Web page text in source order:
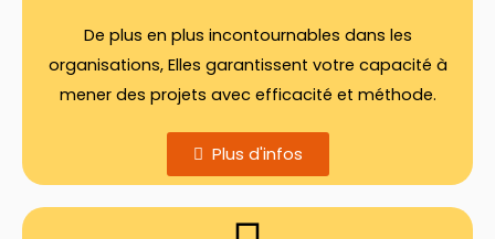
De plus en plus incontournables dans les
organisations, Elles garantissent votre capacité à
mener des projets avec efficacité et méthode.
Plus d'infos